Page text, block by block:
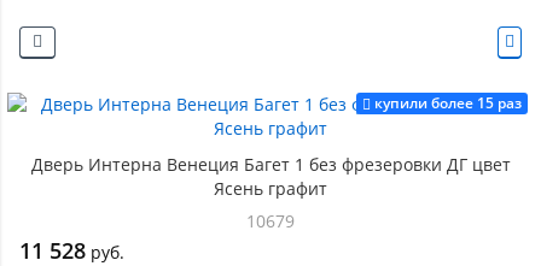
купили более 15 раз
Дверь Интерна Венеция Багет 1 без фрезеровки ДГ цвет
Ясень графит
10679
11 528 руб.